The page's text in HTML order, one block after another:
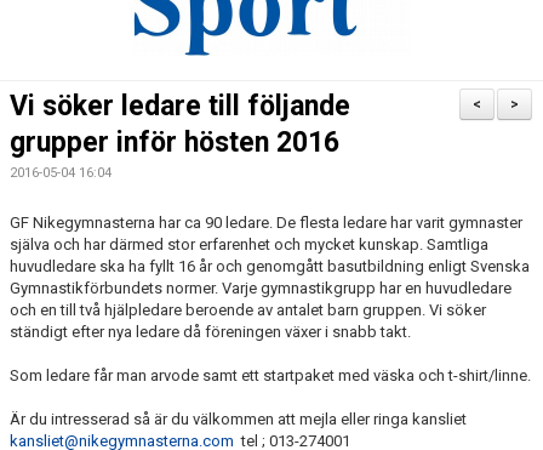
SPONSRING
>
<
Vi söker ledare till följande
grupper inför hösten 2016
2016-05-04 16:04
GF Nikegymnasterna har ca 90 ledare. De flesta ledare har varit gymnaster
själva och har därmed stor erfarenhet och mycket kunskap. Samtliga
huvudledare ska ha fyllt 16 år och genomgått basutbildning enligt Svenska
Gymnastikförbundets normer. Varje gymnastikgrupp har en huvudledare
och en till två hjälpledare beroende av antalet barn gruppen. Vi söker
ständigt efter nya ledare då föreningen växer i snabb takt.
Som ledare får man arvode samt ett startpaket med väska och t-shirt/linne.
Är du intresserad så är du välkommen att mejla eller ringa kansliet
kansliet@nikegymnasterna.com tel ; 013-274001